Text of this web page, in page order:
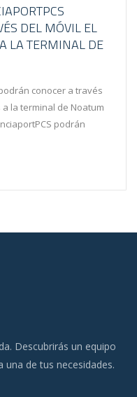
DEL MÓVIL EL
LA TERMINAL DE
conocer a través
la terminal de Noatum
podrán
Descubrirás un equipo
de tus necesidades.